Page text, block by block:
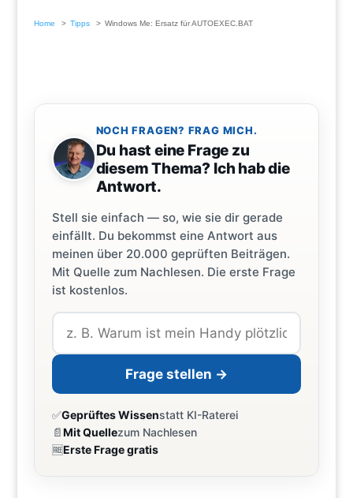
Home Tipps Windows Me: Ersatz für AUTOEXEC.BAT
NOCH FRAGEN? FRAG MICH.
Du hast eine Frage zu
diesem Thema? Ich hab die
Antwort.
Stell sie einfach — so, wie sie dir gerade
einfällt. Du bekommst eine Antwort aus
meinen über 20.000 geprüften Beiträgen.
Mit Quelle zum Nachlesen. Die erste Frage
ist kostenlos.
Frage stellen →
✅Geprüftes Wissenstatt KI-Raterei
📄Mit Quellezum Nachlesen
🆓Erste Frage gratis